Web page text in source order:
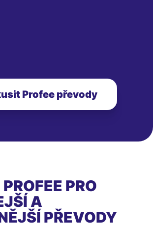
Profee převody
PRO
A
PŘEVODY